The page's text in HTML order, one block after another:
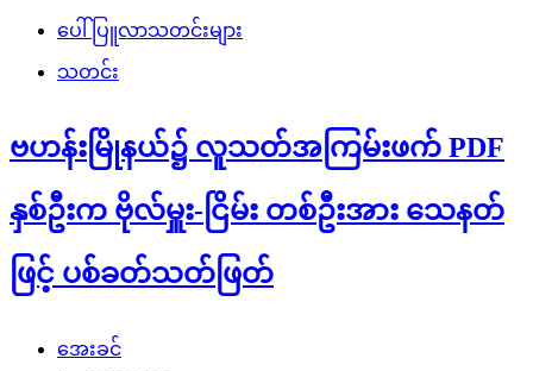
ဗဟန်းမြိုနယ်၌ လူသတ်အကြမ်းဖက် PDF
ဖြင့် ပစ်ခတ်သတ်ဖြတ်
အေးခင်
April 29, 2023
ကြီး၊ဗဟန်းမြိုနယ်၊ကျိုက္ကဆံရပ်ကွက်၊ငမောက်လမ်းနှင့် မဟူရာ